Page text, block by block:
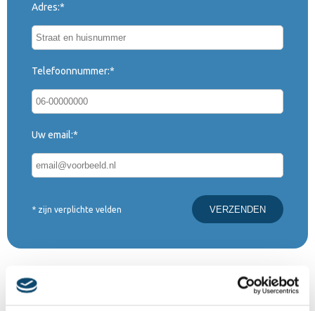
Adres:*
Telefoonnummer:*
Uw email:*
* zijn verplichte velden
Meer recente projecten